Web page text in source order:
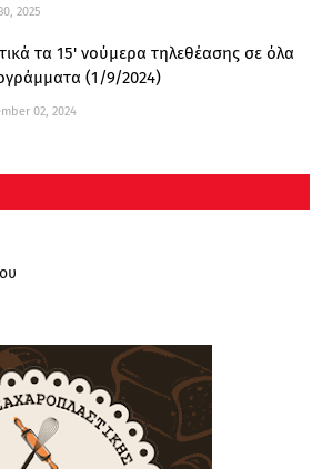
2025
τα 15' νούμερα τηλεθέασης σε όλα
(1/9/2024)
02, 2024